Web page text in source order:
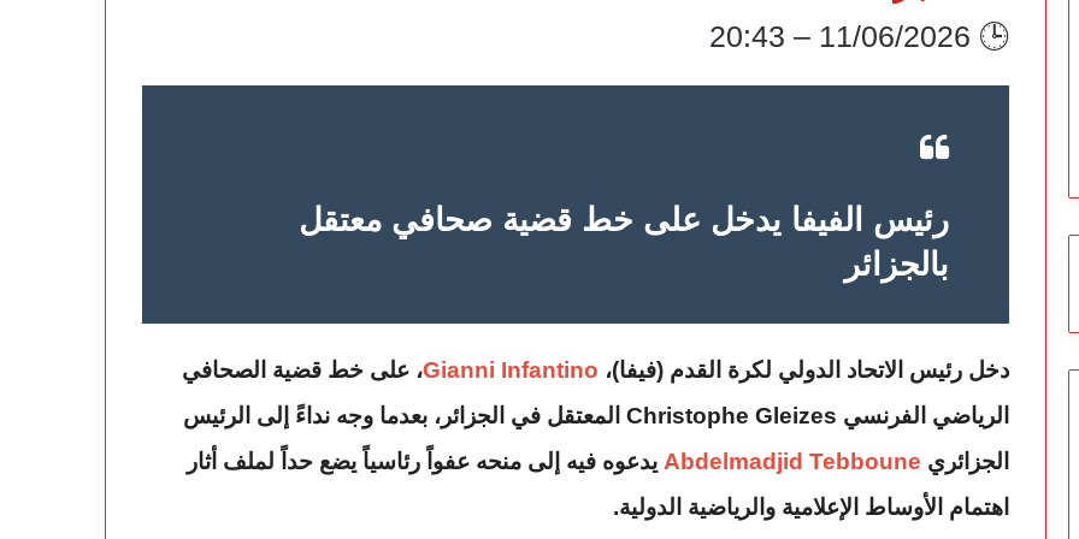
🕒 11/06/2026 – 20:43
رئيس الفيفا يدخل على خط قضية صحافي معتقل
بالجزائر
دخل رئيس الاتحاد الدولي لكرة القدم (فيفا)، Gianni Infantino، على خط قضية الصحافي
الرياضي الفرنسي Christophe Gleizes المعتقل في الجزائر، بعدما وجه نداءً إلى الرئيس
الجزائري
يدعوه فيه إلى منحه عفواً رئاسياً يضع حداً لملف أثار
اهتمام الأوساط الإعلامية والرياضية الدولية.